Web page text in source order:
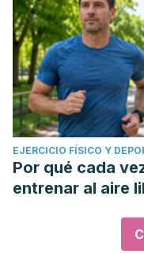
EJERCICIO FÍSICO Y
Por qué cada
entrenar al aire